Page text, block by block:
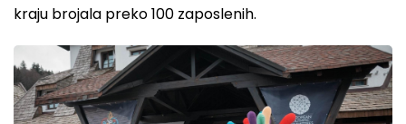
kraju brojala preko 100 zaposlenih.